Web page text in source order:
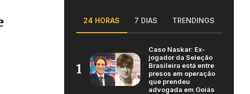
24 HORAS 7 DIAS TRENDINGS
1
Caso Naskar: Ex-
jogador da Seleção
Brasileira está entre
presos em operação
que prendeu
advogada em Goiás